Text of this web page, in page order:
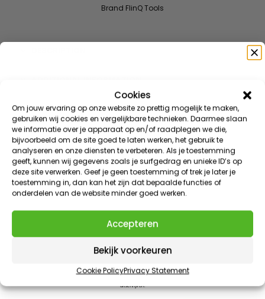
Cookies
Om jouw ervaring op onze website zo prettig mogelijk te maken,
gebruiken wij cookies en vergelijkbare technieken. Daarmee slaan
we informatie over je apparaat op en/of raadplegen we die,
bijvoorbeeld om de site goed te laten werken, het gebruik te
analyseren en onze diensten te verbeteren. Als je toestemming
geeft, kunnen wij gegevens zoals je surfgedrag en unieke ID’s op
deze site verwerken. Geef je geen toestemming of trek je later je
toestemming in, dan kan het zijn dat bepaalde functies of
onderdelen van de website minder goed werken.
Accepteren
Bekijk voorkeuren
Cookie PolicyPrivacy Statement
Brand FlinQ Tools
REVIEWS (1)
DOWNLOAD(S)
SPARE PARTS
10% discount on your next purchase
Subscribe to our newsletter and receive the best offers
Speciaal voor jou
Meld je aan voor onze nieuwsbrief en ontvang direct
10% kortingop je eerste bestelling
VIP KORTINGEN | EXCLUSIEVE TOEGANG | NIEUWE PRODUCTEN
E-mailadres
Claim 10% korting
AANBOD EINDIGT IN
Countdown ends in:
101::57
57
Door dit formulier in te vullen meld je je aan voor onze e-mails. Je kunt je op ieder moment weer
uitschrijven.